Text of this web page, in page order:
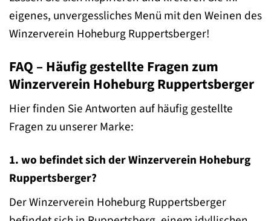
eigenes, unvergessliches Menü mit den Weinen des
Winzerverein Hoheburg Ruppertsberger!
FAQ – Häufig gestellte Fragen zum
Winzerverein Hoheburg Ruppertsberger
Hier finden Sie Antworten auf häufig gestellte
Fragen zu unserer Marke:
1. wo befindet sich der Winzerverein Hoheburg
Ruppertsberger?
Der Winzerverein Hoheburg Ruppertsberger